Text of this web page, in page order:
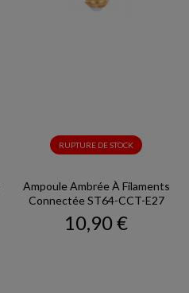
RUPTURE DE STOCK
Ampoule Ambrée À Filaments
Connectée ST64-CCT-E27
Prix
10,90 €